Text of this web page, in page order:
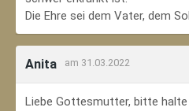
Die Ehre sei dem Vater, dem
Anita am 31.03.2022
Liebe Gottesmutter, bitte